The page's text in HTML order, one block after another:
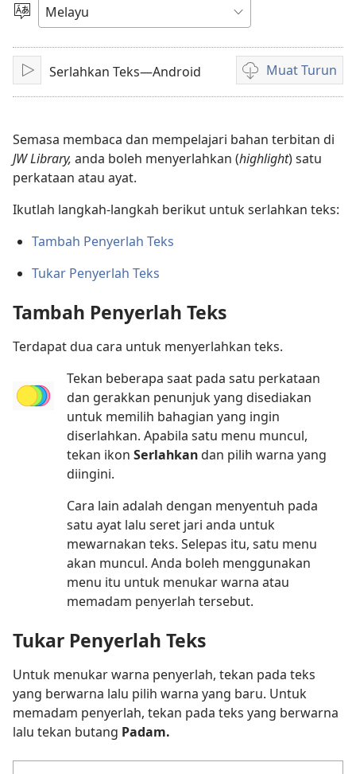
video
Pilih
Bahasa
MainSerlahkan Teks—Android Muat Turun
Pilihan
untuk
turun
video
Semasa membaca dan mempelajari bahan terbitan di
JW Library, anda boleh menyerlahkan (highlight) satu
perkataan atau ayat.
Ikutlah langkah-langkah berikut untuk serlahkan teks:
Tambah Penyerlah Teks
Tukar Penyerlah Teks
Tambah Penyerlah Teks
Terdapat dua cara untuk menyerlahkan teks.
Tekan beberapa saat pada satu perkataan
dan gerakkan penunjuk yang disediakan
untuk memilih bahagian yang ingin
diserlahkan. Apabila satu menu muncul,
tekan ikon Serlahkandan pilih warna yang
diingini.
Cara lain adalah dengan menyentuh pada
satu ayat lalu seret jari anda untuk
mewarnakan teks. Selepas itu, satu menu
akan muncul. Anda boleh menggunakan
menu itu untuk menukar warna atau
memadam penyerlah tersebut.
Tukar Penyerlah Teks
Untuk menukar warna penyerlah, tekan pada teks
yang berwarna lalu pilih warna yang baru. Untuk
memadam penyerlah, tekan pada teks yang berwarna
lalu tekan butang Padam.